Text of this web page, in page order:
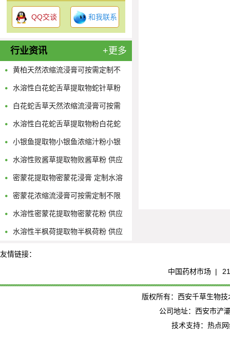
QQ交谈 和我联系
行业资讯 +更多
黄柏天然浓缩流浸膏可按需定制不
限量
水溶性白花蛇舌草提取物蛇针草粉
供应多规格蛇舌草浓缩原液
白花蛇舌草天然浓缩流浸膏可按需
定制不限量
水溶性白花蛇舌草提取物粉白花蛇
舌草浓缩流浸膏
小银鱼提取物小银鱼浓缩汁粉小银
鱼浸膏粉
水溶性败酱草提取物败酱草粉 供应
多规格黄花败酱浓缩原液
密蒙花提取物密蒙花浸膏 定制水溶
性密蒙花浓缩粉
密蒙花浓缩流浸膏可按需定制不限
量
水溶性密蒙花提取物密蒙花粉 供应
多规格密蒙花浓缩原液
水溶性半枫荷提取物半枫荷粉 供应
多规格半枫荷浓缩原液
友情链接：
中国药材市场 |
版权所有：西安千草生物
公司地址：西安市浐
技术支持：热点